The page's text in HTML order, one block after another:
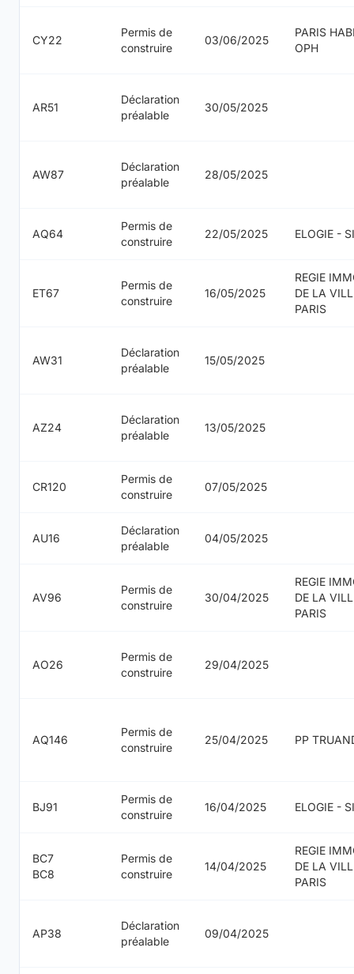
CY22
Permis de
construire
03/06/2025
PARIS
OPH
AR51
Déclaration
préalable
30/05/2025
AW87
Déclaration
préalable
28/05/2025
AQ64
Permis de
construire
22/05/2025 ELOGIE -
ET67
Permis de
construire
16/05/2025
REGIE
DE LA
PARIS
AW31
Déclaration
préalable
15/05/2025
AZ24
Déclaration
préalable
13/05/2025
CR120
Permis de
construire
07/05/2025
AU16
Déclaration
préalable
04/05/2025
AV96
Permis de
construire
30/04/2025
REGIE
DE LA
PARIS
AO26
Permis de
construire
29/04/2025
AQ146
Permis de
construire
25/04/2025 PP
BJ91
Permis de
construire
16/04/2025 ELOGIE -
BC7
BC8
Permis de
construire
14/04/2025
REGIE
DE LA
PARIS
AP38
Déclaration
préalable
09/04/2025